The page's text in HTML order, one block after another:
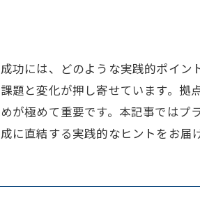
功には、どのような実践的ポイ
題と変化が押し寄せています。
が極めて重要です。本記事では
に直結する実践的なヒントをお届